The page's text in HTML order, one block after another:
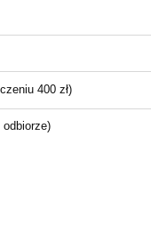
400 zł)
odbiorze)